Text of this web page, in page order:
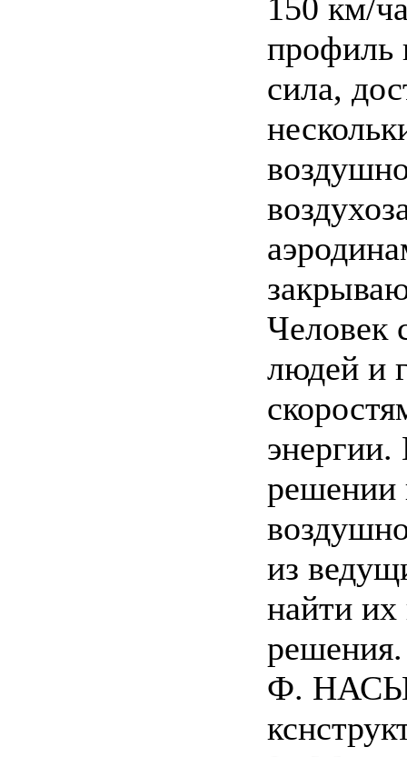
150 км/
профиль
сила,
Человек
людей и
энергии.
решении
из
найти их
решения.
Ф.